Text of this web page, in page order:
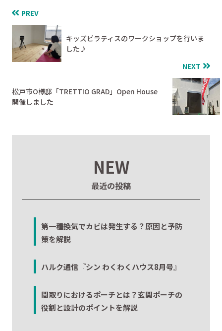
PREV
キッズピラティスのワークショップを行いま
した♪
NEXT
松戸市О様邸「TRETTIO GRAD」Open House
開催しました
NEW
最近の投稿
第一種換気でカビは発生する？原因と予防
策を解説
ハルク通信『シン わくわくハウス8月号』
間取りにおけるポーチとは？玄関ポーチの
役割と設計のポイントを解説